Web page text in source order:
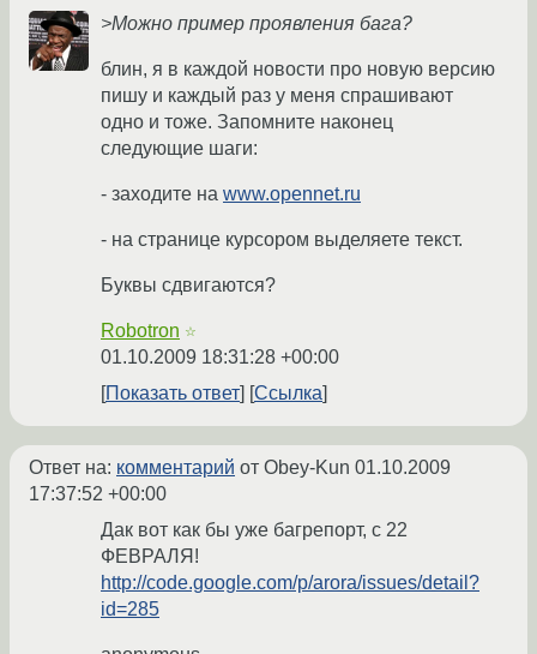
>Можно пример проявления бага?
блин, я в каждой новости про новую версию
пишу и каждый раз у меня спрашивают
одно и тоже. Запомните наконец
следующие шаги:
- заходите на www.opennet.ru
- на странице курсором выделяете текст.
Буквы сдвигаются?
Robotron ☆
01.10.2009 18:31:28 +00:00
Показать ответ
Ссылка
Ответ на: комментарий от Obey-Kun 01.10.2009
17:37:52 +00:00
Дак вот как бы уже багрепорт, с 22
ФЕВРАЛЯ!
http://code.google.com/p/arora/issues/detail?
id=285